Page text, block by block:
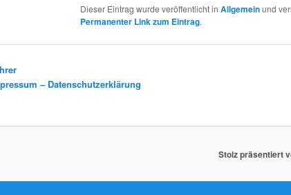
Dieser Eintrag wurde veröffentlicht in Allgemeinund
Permanenter Link zum Eintrag.
– Datenschutzerklärung
Stolz präsentiert